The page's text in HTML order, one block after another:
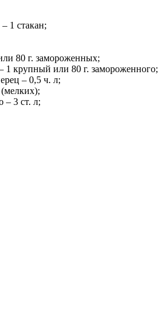
1 стакан;
80 г. замороженных;
1 крупный или 80 г. замороженного;
– 0,5 ч. л;
– 3 ст. л;